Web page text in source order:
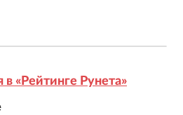
в «Рейтинге Рунета»